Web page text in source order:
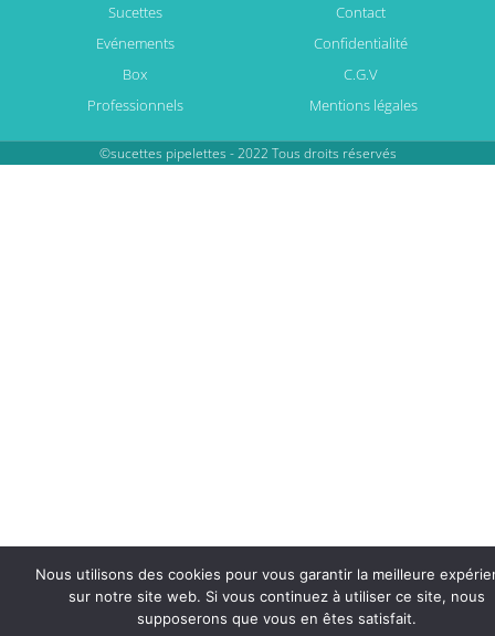
Sucettes
Evénements
Box
Professionnels
Contact
Confidentialité
C.G.V
Mentions légales
©sucettes pipelettes - 2022 Tous droits réservés
Nous utilisons des cookies pour vous garantir la meilleure
sur notre site web. Si vous continuez à utiliser ce site, nous
supposerons que vous en êtes satisfait.